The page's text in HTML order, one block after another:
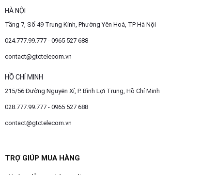
HÀ NỘI
Tầng 7, Số 49 Trung Kính, Phường Yên Hoà, TP Hà Nội
024.777.99.777 - 0965 527 688
contact@gtctelecom.vn
HỒ CHÍ MINH
215/56 Đường Nguyễn Xí, P. Bình Lợi Trung, Hồ Chí Minh
028.777.99.777 - 0965 527 688
contact@gtctelecom.vn
TRỢ GIÚP MUA HÀNG